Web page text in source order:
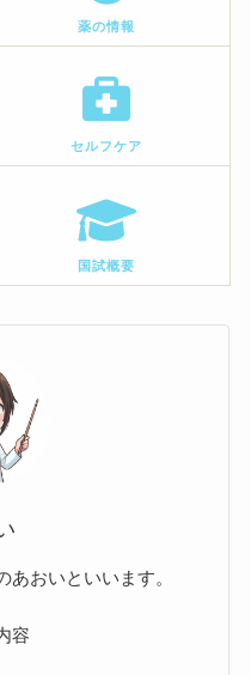
薬の情報
セルフケア
国試概要
おいといいます。
容